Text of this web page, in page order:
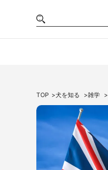
TOP 犬を知る 雑学